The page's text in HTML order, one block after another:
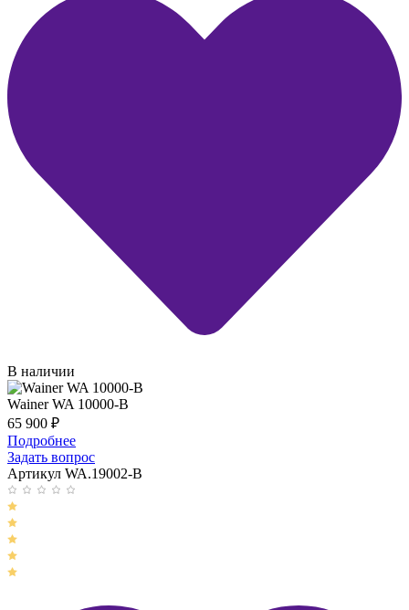
В наличии
Wainer WA 10000-B
65 900 ₽
Подробнее
Задать вопрос
Артикул WA.19002-B